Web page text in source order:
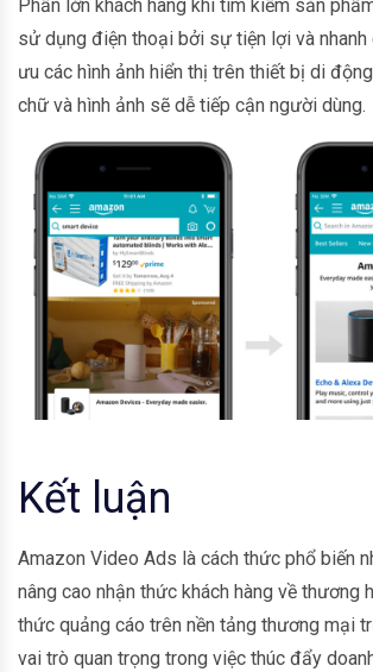
Phần lớn khách hàng khi tìm kiếm sản
sử dụng điện thoại bởi sự tiện lợi và nhanh
ưu các hình ảnh hiển thị trên thiết bị di
chữ và hình ảnh sẽ dễ tiếp cận người dùng.
Kết luận
Amazon Video Ads là cách thức phổ biến
nâng cao nhận thức khách hàng về thương
thức quảng cáo trên nền tảng thương mại
vai trò quan trọng trong việc thúc đẩy